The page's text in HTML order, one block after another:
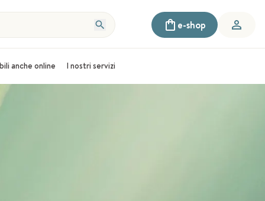
e-shop
anche online I nostri servizi